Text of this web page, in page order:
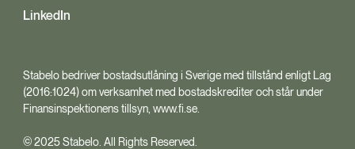
LinkedIn
Stabelo bedriver bostadsutlåning i Sverige med tillstånd enligt Lag
(2016:1024) om verksamhet med bostadskrediter och står under
Finansinspektionens tillsyn, www.fi.se.
© 2025 Stabelo. All Rights Reserved.